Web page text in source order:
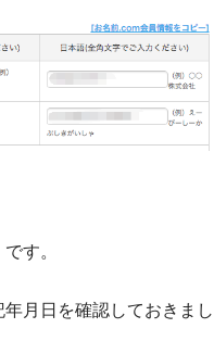
です。
月日を確認しておきまし